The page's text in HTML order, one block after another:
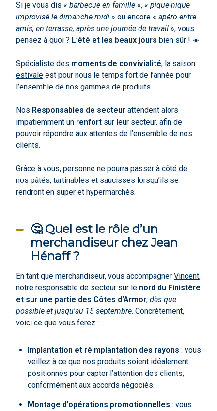
Si je vous dis « barbecue en famille», « pique-nique
improvisé le dimanche midi» ou encore « apéro entre
amis, en terrasse, après une journée de travail», vous
pensez à quoi ? L’été et les beaux jours bien sûr ! ☀️
Spécialiste des moments de convivialité, la saison
estivaleest pour nous le temps fort de l’année pour
l’ensemble de nos gammes de produits.
Nos Responsables de secteurattendent alors
impatiemment unrenfortsur leur secteur, afin de
pouvoir répondre aux attentes de l’ensemble de nos
clients.
Grâce à vous, personne ne pourra passer à côté de
nos pâtés, tartinables et saucisses lorsqu’ils se
rendront en super et hypermarchés.
🤔 Quel est le rôle d’un
merchandiseur chez Jean
Hénaff ?
En tant que merchandiseur, vous accompagner Vincent,
notre responsable de secteur sur le nord du Finistère
et sur une partie des Côtes d'Armor, dès que
possible et jusqu'au 15 septembre. Concrètement,
voici ce que vous ferez :
Implantation et réimplantation des rayons : vous
veillez à ce que nos produits soient idéalement
positionnés pour capter l’attention des clients,
conformément aux accords négociés.
Montage d’opérations promotionnelles : vous